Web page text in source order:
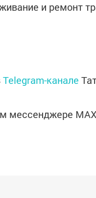
и ремонт
Telegram-канале
мессенджере